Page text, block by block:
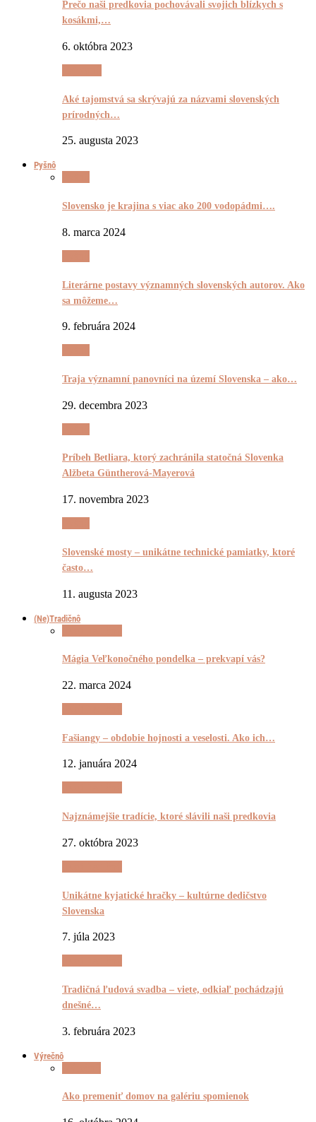
Prečo naši predkovia pochovávali svojich blízkych s
kosákmi,…
6. októbra 2023
Aké tajomstvá sa skrývajú za názvami slovenských
prírodných…
25. augusta 2023
Pyšnô
Slovensko je krajina s viac ako 200 vodopádmi….
8. marca 2024
Literárne postavy významných slovenských autorov. Ako
sa môžeme…
9. februára 2024
Traja významní panovníci na území Slovenska – ako…
29. decembra 2023
Príbeh Betliara, ktorý zachránila statočná Slovenka
Alžbeta Güntherová-Mayerová
17. novembra 2023
Slovenské mosty – unikátne technické pamiatky, ktoré
často…
11. augusta 2023
(Ne)Tradičnô
Mágia Veľkonočného pondelka – prekvapí vás?
22. marca 2024
Fašiangy – obdobie hojnosti a veselosti. Ako ich…
12. januára 2024
Najznámejšie tradície, ktoré slávili naši predkovia
27. októbra 2023
Unikátne kyjatické hračky – kultúrne dedičstvo
Slovenska
7. júla 2023
Tradičná ľudová svadba – viete, odkiaľ pochádzajú
dnešné…
3. februára 2023
Výrečnô
Ako premeniť domov na galériu spomienok